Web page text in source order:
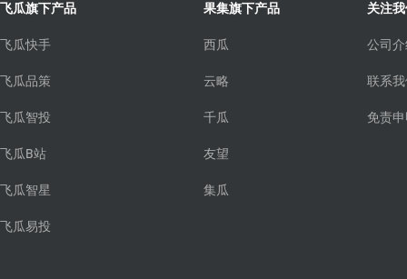
飞瓜旗下产品
飞瓜快手
飞瓜品策
飞瓜智投
飞瓜B站
飞瓜智星
飞瓜易投
果集旗下产品
西瓜
云略
千瓜
友望
集瓜
关注
公司
联系
免责